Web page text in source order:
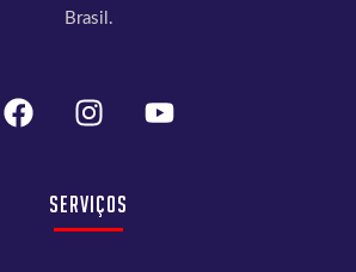
Brasil.
Serviços